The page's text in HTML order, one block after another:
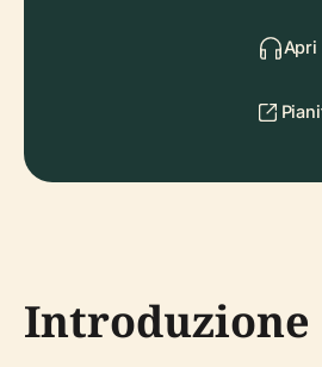
Apri
Introduzione